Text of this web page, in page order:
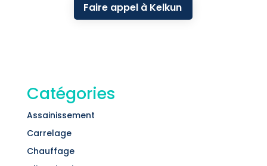
Faire appel à Kelkun
Catégories
Assainissement
Carrelage
Chauffage